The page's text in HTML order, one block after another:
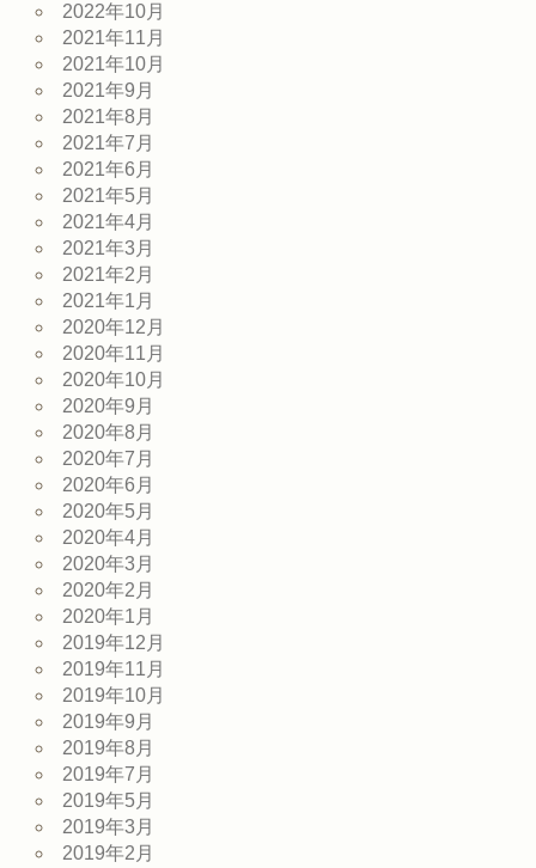
2022年10月
2021年11月
2021年10月
2021年9月
2021年8月
2021年7月
2021年6月
2021年5月
2021年4月
2021年3月
2021年2月
2021年1月
2020年12月
2020年11月
2020年10月
2020年9月
2020年8月
2020年7月
2020年6月
2020年5月
2020年4月
2020年3月
2020年2月
2020年1月
2019年12月
2019年11月
2019年10月
2019年9月
2019年8月
2019年7月
2019年5月
2019年3月
2019年2月